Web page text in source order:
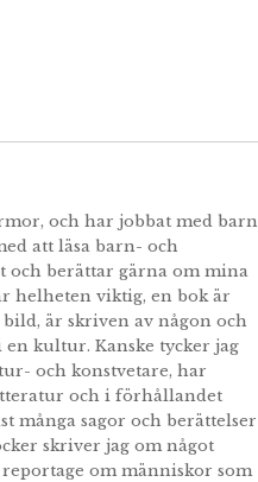
och har jobbat med barn
att läsa barn- och
och berättar gärna om mina
helheten viktig, en bok är
är skriven av någon och
kultur. Kanske tycker jag
och konstvetare, har
och i förhållandet
många sagor och berättelser
skriver jag om något
om människor som